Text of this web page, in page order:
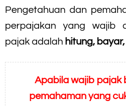
Pengetahuan dan
perpajakan yang wajib
pajak adalah hitung,
Apabila wajib pajak
pemahaman yang